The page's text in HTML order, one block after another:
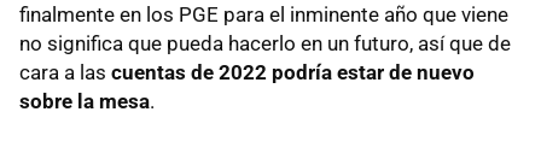
finalmente en los PGE para el inminente año que viene
no significa que pueda hacerlo en un futuro, así que de
cara a las cuentas de 2022 podría estar de nuevo
sobre la mesa.